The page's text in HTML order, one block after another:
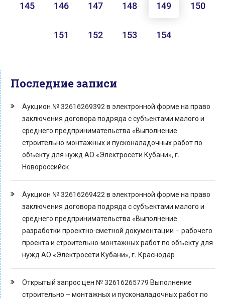
145 146 147 148 149 150
151 152 153 154
Последние записи
Аукцион № 32616269392 в электронной форме на право
заключения договора подряда с субъектами малого и
среднего предпринимательства «Выполнение
строительно-монтажных и пусконаладочных работ по
объекту для нужд АО «Электросети Кубани», г.
Новороссийск
Аукцион № 32616269422 в электронной форме на право
заключения договора подряда с субъектами малого и
среднего предпринимательства «Выполнение
разработки проектно-сметной документации – рабочего
проекта и строительно-монтажных работ по объекту для
нужд АО «Электросети Кубани», г. Краснодар
Открытый запрос цен № 32616265779 Выполнение
строительно – монтажных и пусконаладочных работ по